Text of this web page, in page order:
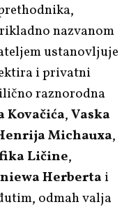
nazvanom
ustanovljuje
i privatni
raznorodna
Kovačića,Vaska
Michauxa,
Ličine,
Herbertai
odmah valja